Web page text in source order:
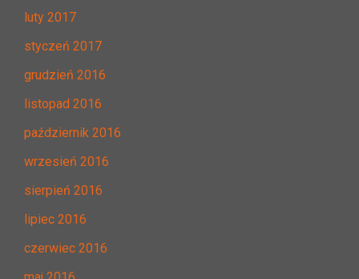
luty 2017
styczeń 2017
grudzień 2016
listopad 2016
październik 2016
wrzesień 2016
sierpień 2016
lipiec 2016
czerwiec 2016